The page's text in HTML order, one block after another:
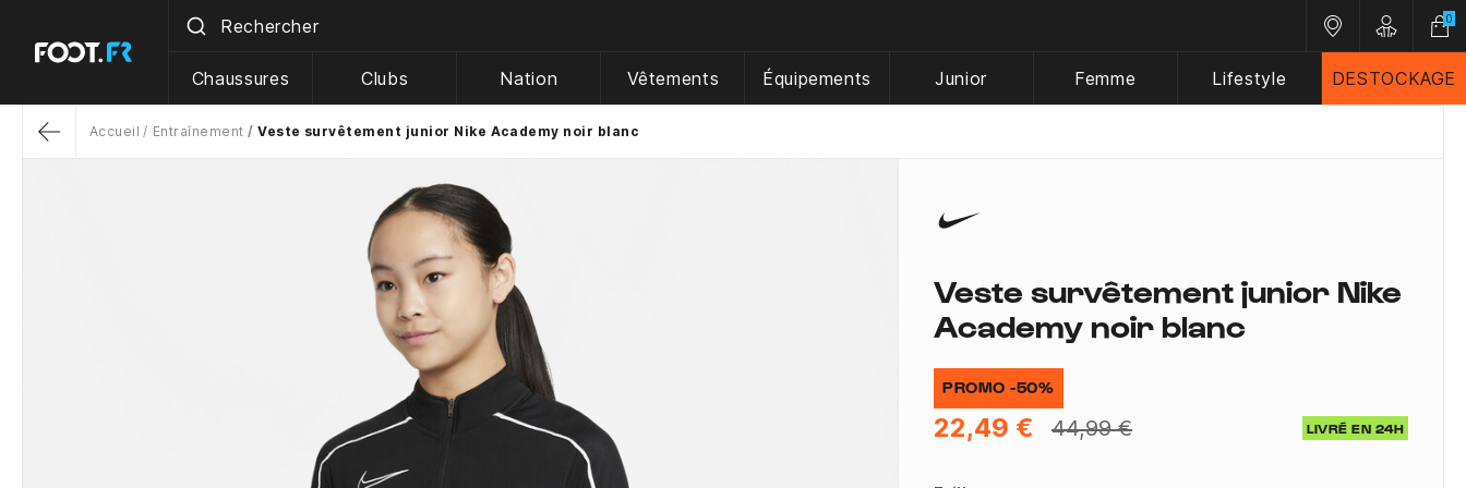
Nos magasins
Customer
0
Chaussures Clubs Nation Vêtements Équipements Junior Femme Lifestyle DESTOCKAGE
Accueil Entraînement Veste survêtement junior Nike Academy noir blanc
Veste survêtement junior Nike
Academy noir blanc
PROMO -50%
22,49 € 44,99 € LIVRÉ EN 24H